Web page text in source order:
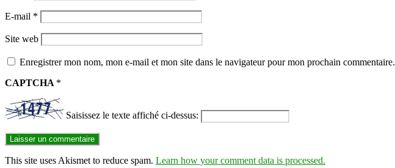
E-mail *
Site web
Enregistrer mon nom, mon e-mail et mon site dans le navigateur pour mon prochain commentaire.
CAPTCHA *
Saisissez le texte affiché ci-dessus:
This site uses Akismet to reduce spam. Learn how your comment data is processed.